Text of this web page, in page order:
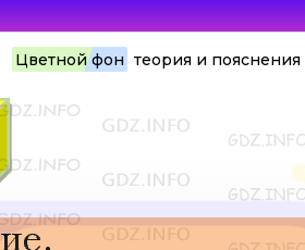
Цветной фон теория и пояснения